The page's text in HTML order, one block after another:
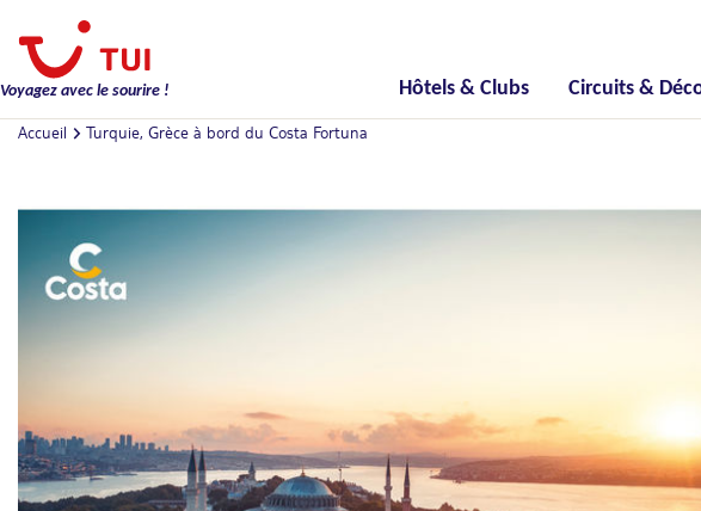
Voyagez avec le sourire ! Hôtels & Clubs Circuits &
Accueil Turquie, Grèce à bord du Costa Fortuna